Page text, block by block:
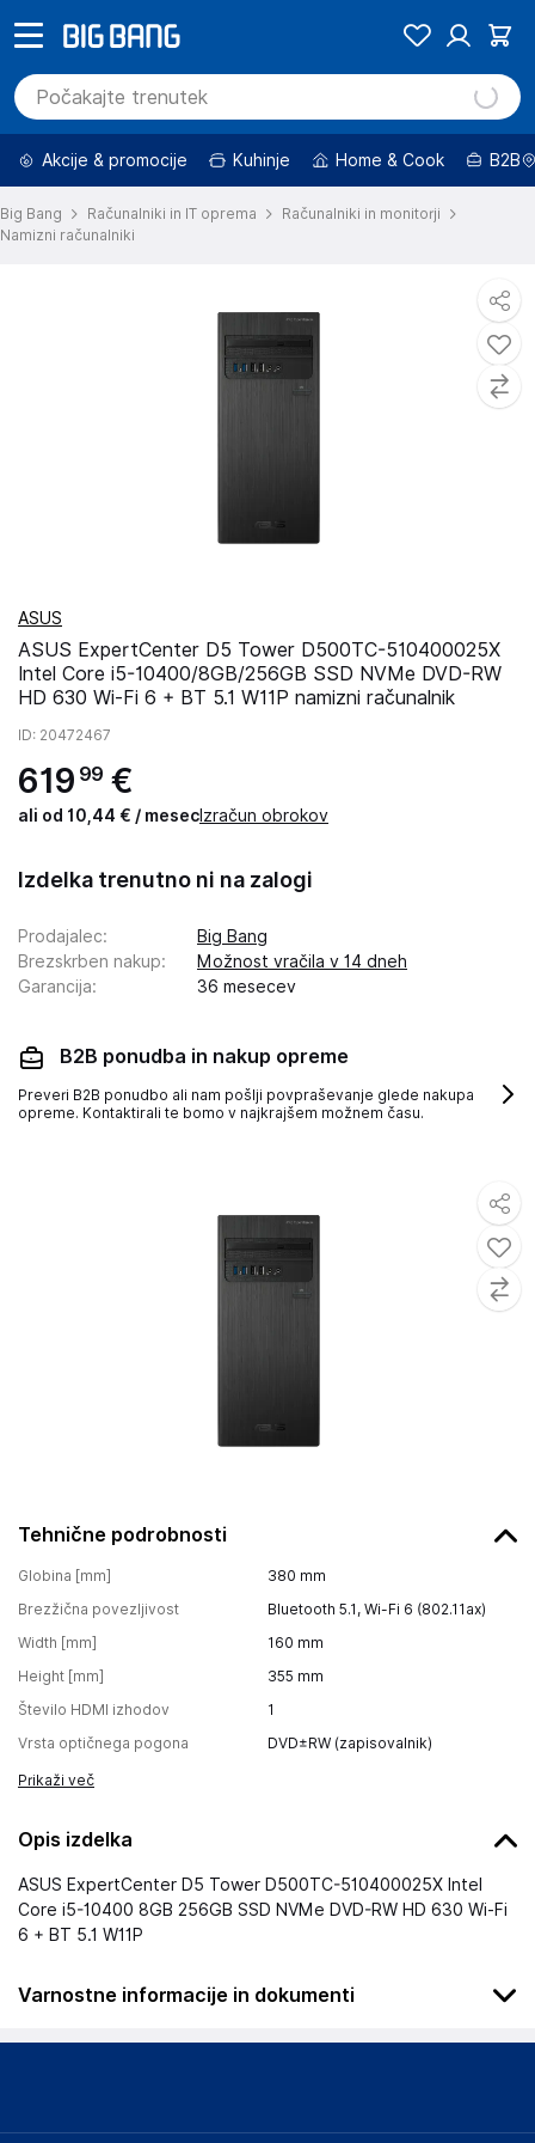
Akcije & promocije Kuhinje Home & Cook B2B
Big Bang Računalniki in IT oprema
Računalniki in monitorji
Namizni računalniki
Tehnične podrobnosti
Globina [mm] 380 mm
Brezžična povezljivost
Bluetooth 5.1, Wi-Fi 6 (802.11ax)
Width [mm]
160 mm
Height [mm]
355 mm
Število HDMI izhodov
1
Vrsta optičnega pogona
DVD±RW (zapisovalnik)
Prikaži več
Opis izdelka
ASUS ExpertCenter D5 Tower D500TC-510400025X Intel
Core i5-10400 8GB 256GB SSD NVMe DVD-RW HD 630 Wi-Fi
6 + BT 5.1 W11P
Varnostne informacije in dokumenti
Podatki o proizvajalcu
ASUS
ASUS ExpertCenter D5 Tower D500TC-510400025X
Intel Core i5-10400/8GB/256GB SSD NVMe DVD-RW
HD 630 Wi-Fi 6 + BT 5.1 W11P namizni računalnik
ID: 20472467
619 99 €
ali od 10,44 € / mesec Izračun obrokov
Izdelka trenutno ni na zalogi
Prodajalec:
Big Bang
Brezskrben nakup:
Možnost vračila v 14 dneh
Garancija: 36 mesecev
B2B ponudba in nakup opreme
Preveri B2B ponudbo ali nam pošlji povpraševanje glede nakupa
opreme. Kontaktirali te bomo v najkrajšem možnem času.